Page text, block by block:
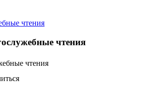
чтения
чтения
чтения